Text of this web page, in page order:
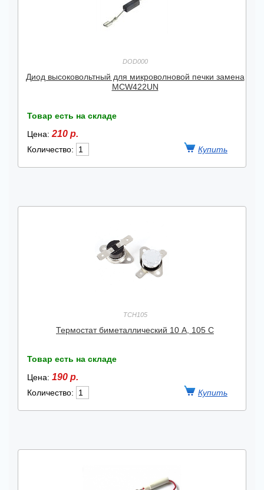
DOD000
Диод высоковольтный для микроволновой печки замена
MCW422UN
Товар есть на складе
Цена: 210 р.
Количество:
TCH105
Термостат биметаллический 10 А, 105 С
Товар есть на складе
Цена: 190 р.
Количество: